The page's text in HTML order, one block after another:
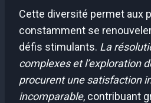
Cette diversité permet aux
constamment se
défis stimulants. La
complexes et l’exploration
procurent une satisfaction
incomparable, contribuant